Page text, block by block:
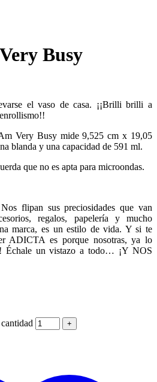
Busy
el vaso de casa. ¡¡Brilli brilli a
Very Busy mide9,525 cm x 19,05
blanda y una capacidad de 591 ml.
que no es apta para microondas.
flipan sus preciosidades que van
regalos, papelería y mucho
marca, es un estilo de vida. Y si te
ADICTA es porque nosotras, ya lo
Échale un vistazo a todo… ¡Y NOS
+